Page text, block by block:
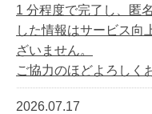
1 分程度で完了し、匿
した情報はサービス向
ざいません。
ご協力のほどよろしく
2026.07.17